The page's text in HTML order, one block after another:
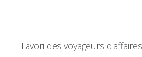
Favori des voyageurs d'affaires